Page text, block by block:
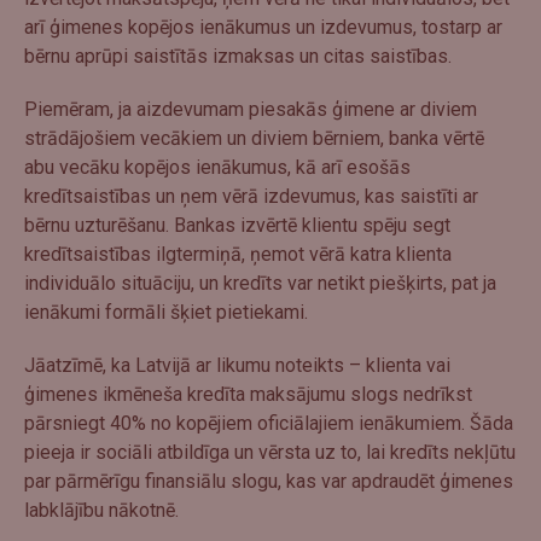
arī ģimenes kopējos ienākumus un izdevumus, tostarp ar
bērnu aprūpi saistītās izmaksas un citas saistības.
Piemēram, ja aizdevumam piesakās ģimene ar diviem
strādājošiem vecākiem un diviem bērniem, banka vērtē
abu vecāku kopējos ienākumus, kā arī esošās
kredītsaistības un ņem vērā izdevumus, kas saistīti ar
bērnu uzturēšanu. Bankas izvērtē klientu spēju segt
kredītsaistības ilgtermiņā, ņemot vērā katra klienta
individuālo situāciju, un kredīts var netikt piešķirts, pat ja
ienākumi formāli šķiet pietiekami.
Jāatzīmē, ka Latvijā ar likumu noteikts – klienta vai
ģimenes ikmēneša kredīta maksājumu slogs nedrīkst
pārsniegt 40% no kopējiem oficiālajiem ienākumiem. Šāda
pieeja ir sociāli atbildīga un vērsta uz to, lai kredīts nekļūtu
par pārmērīgu finansiālu slogu, kas var apdraudēt ģimenes
labklājību nākotnē.